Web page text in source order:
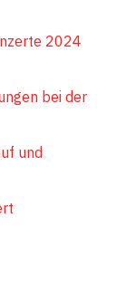
2024
bei der
und